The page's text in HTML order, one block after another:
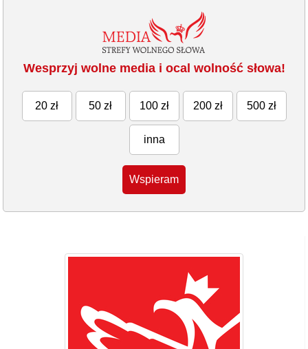
Wesprzyj wolne media i ocal wolność słowa!
20 zł 50 zł 100 zł 200 zł 500 zł
inna
Wspieram